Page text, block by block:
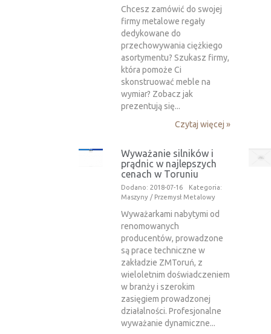
Chcesz zamówić do swojej
firmy metalowe regały
dedykowane do
przechowywania ciężkiego
asortymentu? Szukasz firmy,
która pomoże Ci
skonstruować meble na
wymiar? Zobacz jak
prezentują się...
Czytaj więcej »
Wyważanie silników i
prądnic w najlepszych
cenach w Toruniu
Dodano: 2018-07-16
Kategoria:
Maszyny / Przemysł Metalowy
Wyważarkami nabytymi od
renomowanych
producentów, prowadzone
są prace techniczne w
zakładzie ZMToruń, z
wieloletnim doświadczeniem
w branży i szerokim
zasięgiem prowadzonej
działalności. Profesjonalne
wyważanie dynamiczne...